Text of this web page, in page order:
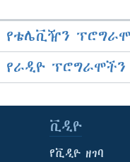
የቴሌቪዥን
የራዲዮ
ቪዲዮ
የቪዲዮ ዘገባ